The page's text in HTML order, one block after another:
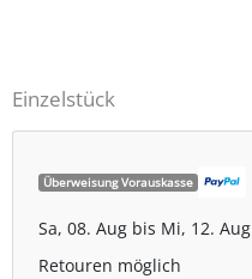
Einzelstück
Überweisung Vorauskasse
Sa, 08. Aug bis Mi, 12. Aug
Retouren möglich